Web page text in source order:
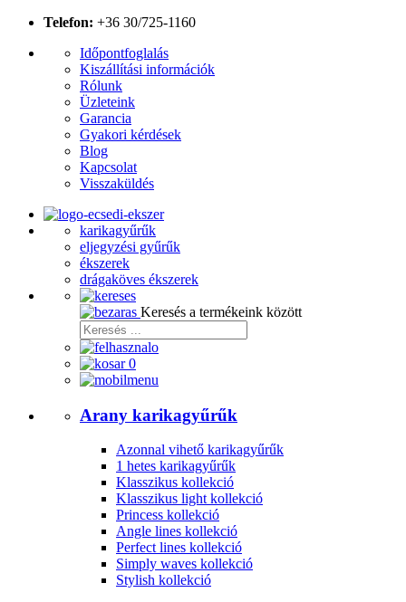
Telefon: +36 30/725-1160
Időpontfoglalás
Kiszállítási információk
Rólunk
Üzleteink
Garancia
Gyakori kérdések
Blog
Kapcsolat
Visszaküldés
karikagyűrűk
eljegyzési gyűrűk
ékszerek
drágaköves ékszerek
Keresés a termékeink között
0
Arany karikagyűrűk
Azonnal vihető karikagyűrűk
1 hetes karikagyűrűk
Klasszikus kollekció
Klasszikus light kollekció
Princess kollekció
Angle lines kollekció
Perfect lines kollekció
Simply waves kollekció
Stylish kollekció